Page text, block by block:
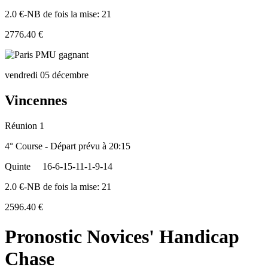
2.0 €-NB de fois la mise: 21
2776.40 €
vendredi 05 décembre
Vincennes
Réunion 1
4° Course - Départ prévu à 20:15
Quinte
16-6-15-11-1-9-14
2.0 €-NB de fois la mise: 21
2596.40 €
Pronostic Novices' Handicap
Chase